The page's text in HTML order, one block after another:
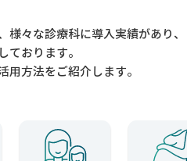
々な診療科に導入実績があり、
ております。
方法をご紹介します。